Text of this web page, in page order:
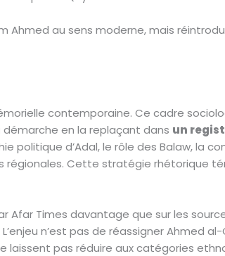
Ahmed au sens moderne, mais
contemporaine. Ce cadre
en la replaçant dans un
politique d’Adal, le rôle des Balaw, la
régionales. Cette stratégie rhétorique
Afar Times davantage que sur les
n’est pas de réassigner Ahmed al-
laissent pas réduire aux catégories